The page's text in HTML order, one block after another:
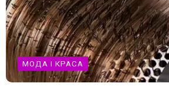
МОДА І КРАСА